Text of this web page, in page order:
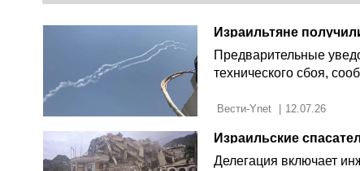
Предварительные
технического сбоя,
12.07.26
Делегация включает